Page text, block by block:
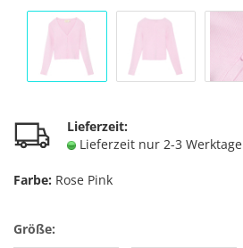
Lieferzeit:
Lieferzeit nur 2-3 Werktage
Farbe: Rose Pink
Größe: